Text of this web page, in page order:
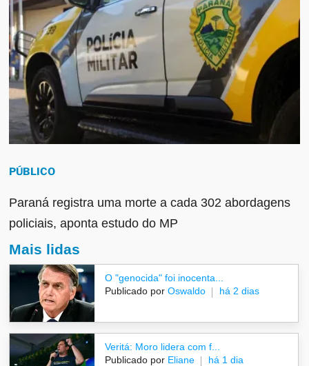
PÚBLICO
Paraná registra uma morte a cada 302 abordagens
policiais, aponta estudo do MP
Mais lidas
O "genocida" foi inocenta...
Publicado por Oswaldo há 2 dias
Veritá: Moro lidera com f...
Publicado por Eliane há 1 dia